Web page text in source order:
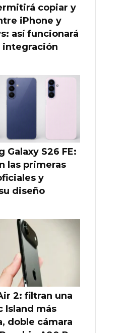
copiar y
iPhone y
así funcionará
integración
Galaxy S26 FE:
las primeras
y
diseño
2: filtran una
Island más
doble cámara